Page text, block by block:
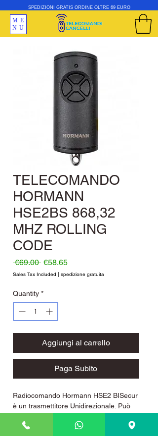
ME
NU
SPEDIZIONI GRATIS ORDINE OLTRE 69 EURO
TELECOMANDO
HORMANN
HSE2BS 868,32
MHZ ROLLING
CODE
€69.00 Regular Price
€58.65Sale Price
Sales Tax Included spedizione gratuita
Quantity *
Aggiungi al carrello
Paga Subito
Radiocomando Hormann HSE2 BISecur
è un trasmettitore Unidirezionale. Può
secur o come codice fisso 868 Mhz ( se
usato come codice fisso è compatibile